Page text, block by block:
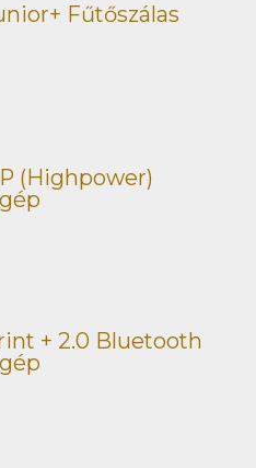
Fűtőszálas
(Highpower)
+ 2.0 Bluetooth